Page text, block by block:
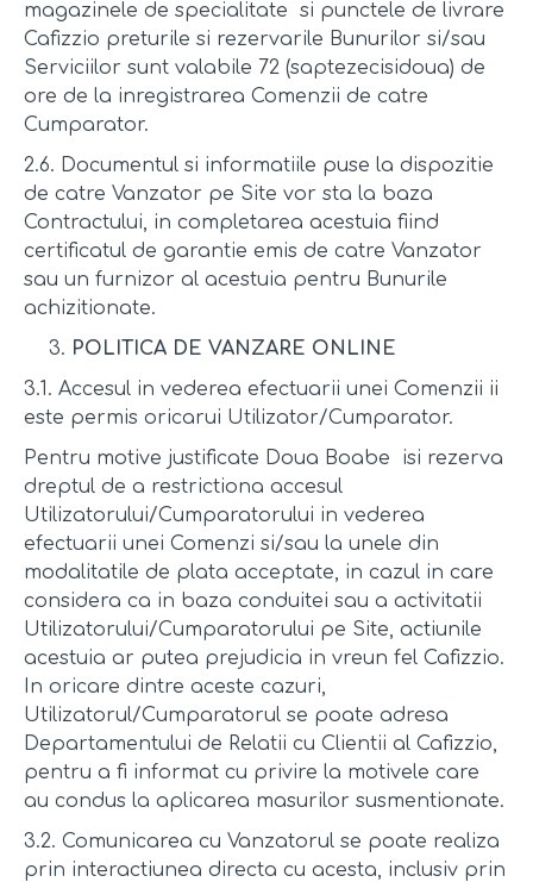
magazinele de specialitate si punctele de livrare
Cafizzio preturile si rezervarile Bunurilor si/sau
Serviciilor sunt valabile 72 (saptezecisidoua) de
ore de la inregistrarea Comenzii de catre
Cumparator.
2.6. Documentul si informatiile puse la dispozitie
de catre Vanzator pe Site vor sta la baza
Contractului, in completarea acestuia fiind
certificatul de garantie emis de catre Vanzator
sau un furnizor al acestuia pentru Bunurile
achizitionate.
POLITICA DE VANZARE ONLINE
3.1. Accesul in vederea efectuarii unei Comenzii ii
este permis oricarui Utilizator/Cumparator.
Pentru motive justificate Doua Boabe isi rezerva
dreptul de a restrictiona accesul
Utilizatorului/Cumparatorului in vederea
efectuarii unei Comenzi si/sau la unele din
modalitatile de plata acceptate, in cazul in care
considera ca in baza conduitei sau a activitatii
Utilizatorului/Cumparatorului pe Site, actiunile
acestuia ar putea prejudicia in vreun fel Cafizzio.
In oricare dintre aceste cazuri,
Utilizatorul/Cumparatorul se poate adresa
Departamentului de Relatii cu Clientii al Cafizzio,
pentru a fi informat cu privire la motivele care
au condus la aplicarea masurilor susmentionate.
3.2. Comunicarea cu Vanzatorul se poate realiza
prin interactiunea directa cu acesta, inclusiv prin